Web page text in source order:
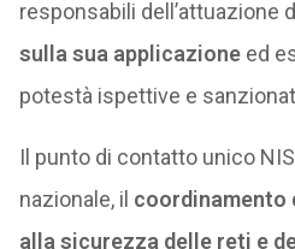
responsabili dell’attuazione
sulla sua applicazioneed
potestà ispettive e
Il punto di contatto unico
nazionale, il coordinamento
alla sicurezza delle reti e